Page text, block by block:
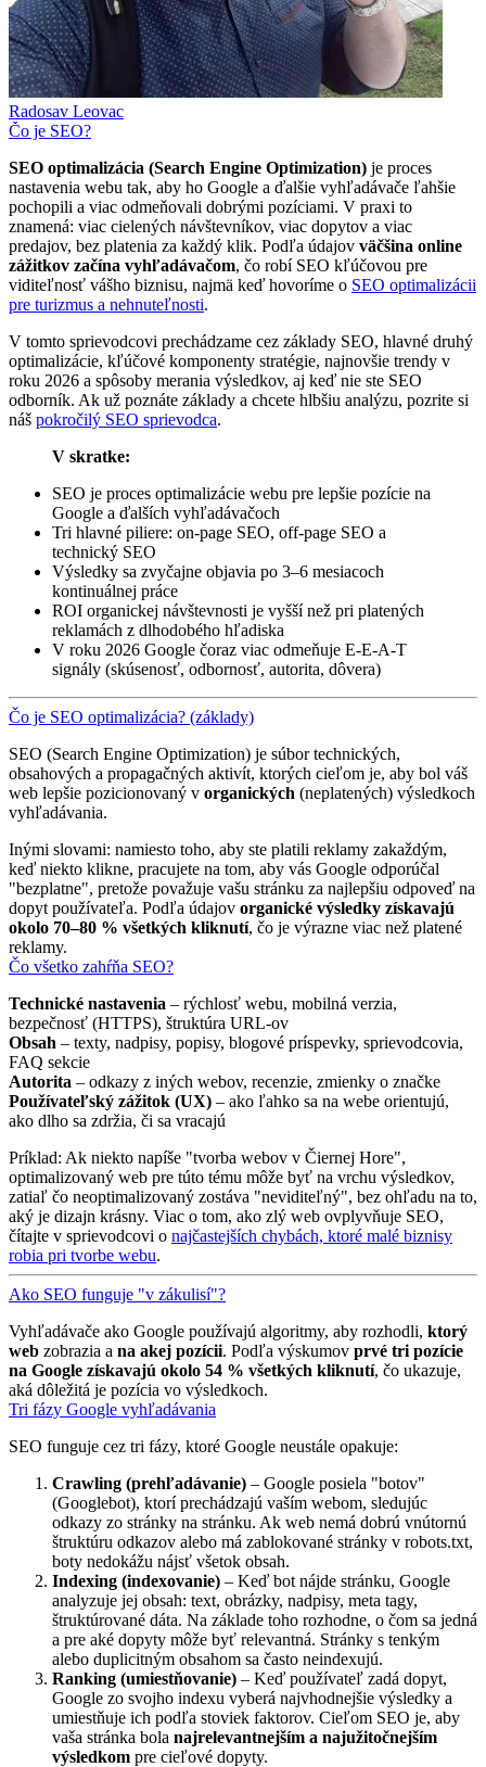
Radosav Leovac
Čo je SEO?
SEO optimalizácia (Search Engine Optimization) je proces
nastavenia webu tak, aby ho Google a ďalšie vyhľadávače ľahšie
pochopili a viac odmeňovali dobrými pozíciami. V praxi to
znamená: viac cielených návštevníkov, viac dopytov a viac
predajov, bez platenia za každý klik. Podľa údajov väčšina online
zážitkov začína vyhľadávačom, čo robí SEO kľúčovou pre
viditeľnosť vášho biznisu, najmä keď hovoríme o SEO optimalizácii
pre turizmus a nehnuteľnosti.
V tomto sprievodcovi prechádzame cez základy SEO, hlavné druhý
optimalizácie, kľúčové komponenty stratégie, najnovšie trendy v
roku 2026 a spôsoby merania výsledkov, aj keď nie ste SEO
odborník. Ak už poznáte základy a chcete hlbšiu analýzu, pozrite si
náš pokročilý SEO sprievodca.
V skratke:
SEO je proces optimalizácie webu pre lepšie pozície na
Google a ďalších vyhľadávačoch
Tri hlavné piliere: on-page SEO, off-page SEO a
technický SEO
Výsledky sa zvyčajne objavia po 3–6 mesiacoch
kontinuálnej práce
ROI organickej návštevnosti je vyšší než pri platených
reklamách z dlhodobého hľadiska
V roku 2026 Google čoraz viac odmeňuje E-E-A-T
signály (skúsenosť, odbornosť, autorita, dôvera)
Čo je SEO optimalizácia? (základy)
SEO (Search Engine Optimization) je súbor technických,
obsahových a propagačných aktivít, ktorých cieľom je, aby bol váš
web lepšie pozicionovaný v organických (neplatených) výsledkoch
vyhľadávania.
Inými slovami: namiesto toho, aby ste platili reklamy zakaždým,
keď niekto klikne, pracujete na tom, aby vás Google odporúčal
"bezplatne", pretože považuje vašu stránku za najlepšiu odpoveď na
dopyt používateľa. Podľa údajov organické výsledky získavajú
okolo 70–80 % všetkých kliknutí, čo je výrazne viac než platené
reklamy.
Čo všetko zahŕňa SEO?
Technické nastavenia – rýchlosť webu, mobilná verzia,
bezpečnosť (HTTPS), štruktúra URL-ov
Obsah – texty, nadpisy, popisy, blogové príspevky, sprievodcovia,
FAQ sekcie
Autorita – odkazy z iných webov, recenzie, zmienky o značke
Používateľský zážitok (UX) – ako ľahko sa na webe orientujú,
ako dlho sa zdržia, či sa vracajú
Príklad: Ak niekto napíše "tvorba webov v Čiernej Hore",
optimalizovaný web pre túto tému môže byť na vrchu výsledkov,
zatiaľ čo neoptimalizovaný zostáva "neviditeľný", bez ohľadu na to,
aký je dizajn krásny. Viac o tom, ako zlý web ovplyvňuje SEO,
čítajte v sprievodcovi o najčastejších chybách, ktoré malé biznisy
robia pri tvorbe webu.
Ako SEO funguje "v zákulisí"?
Vyhľadávače ako Google používajú algoritmy, aby rozhodli, ktorý
web zobrazia a na akej pozícii. Podľa výskumov prvé tri pozície
na Google získavajú okolo 54 % všetkých kliknutí, čo ukazuje,
aká dôležitá je pozícia vo výsledkoch.
Tri fázy Google vyhľadávania
SEO funguje cez tri fázy, ktoré Google neustále opakuje:
Crawling (prehľadávanie) – Google posiela "botov"
(Googlebot), ktorí prechádzajú vaším webom, sledujúc
odkazy zo stránky na stránku. Ak web nemá dobrú vnútornú
štruktúru odkazov alebo má zablokované stránky v robots.txt,
boty nedokážu nájsť všetok obsah.
Indexing (indexovanie) – Keď bot nájde stránku, Google
analyzuje jej obsah: text, obrázky, nadpisy, meta tagy,
štruktúrované dáta. Na základe toho rozhodne, o čom sa jedná
a pre aké dopyty môže byť relevantná. Stránky s tenkým
alebo duplicitným obsahom sa často neindexujú.
Ranking (umiestňovanie) – Keď používateľ zadá dopyt,
Google zo svojho indexu vyberá najvhodnejšie výsledky a
umiestňuje ich podľa stoviek faktorov. Cieľom SEO je, aby
vaša stránka bola najrelevantnejším a najužitočnejším
výsledkom pre cieľové dopyty.